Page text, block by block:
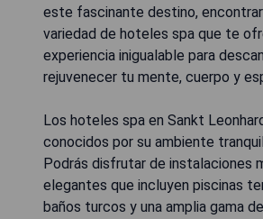
este fascinante destino,
variedad de hoteles spa que te
experiencia inigualable para
rejuvenecer tu mente, cuerpo y
Los hoteles spa en Sankt
conocidos por su ambiente
Podrás disfrutar de instalaciones
elegantes que incluyen piscinas
baños turcos y una amplia gama